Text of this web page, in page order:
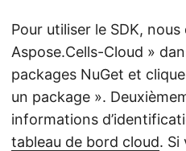
Pour utiliser le SDK,
Aspose.Cells-Cloud »
packages NuGet et
un package ».
informations
tableau de bord cloud. Si